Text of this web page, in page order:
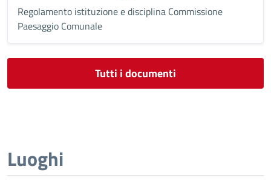
Regolamento istituzione e disciplina Commissione
Paesaggio Comunale
Tutti i documenti
Luoghi